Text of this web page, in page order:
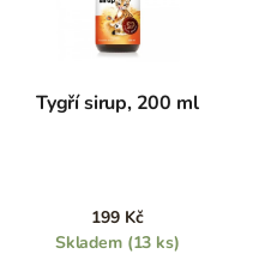
Tygří sirup, 200 ml
199 Kč
Skladem (13 ks)